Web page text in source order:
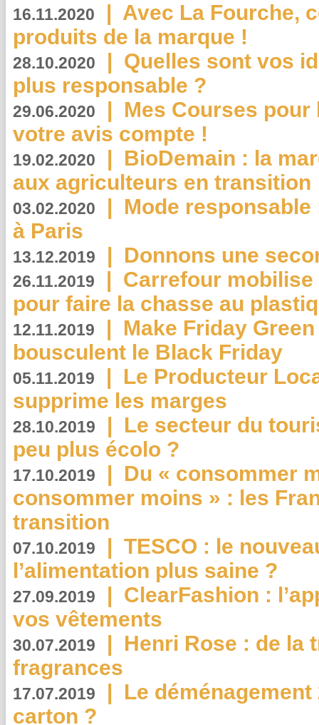
16.11.2020 | Avec La Fourche,
produits de la marque !
28.10.2020 | Quelles sont vos
plus responsable ?
29.06.2020 | Mes Courses pour
votre avis compte !
19.02.2020 | BioDemain : la
aux agriculteurs en transition
03.02.2020 | Mode
à Paris
13.12.2019 | Donnons une
26.11.2019 | Carrefour
pour faire la chasse au
12.11.2019 | Make Friday
bousculent le Black Friday
05.11.2019 | Le Producteur
supprime les marges
28.10.2019 | Le secteur du
peu plus écolo ?
17.10.2019 | Du « consommer
consommer moins » : les
transition
07.10.2019 | TESCO : le
l’alimentation plus saine ?
27.09.2019 | ClearFashion :
vos vêtements
30.07.2019 | Henri Rose : de la
fragrances
17.07.2019 | Le
carton ?